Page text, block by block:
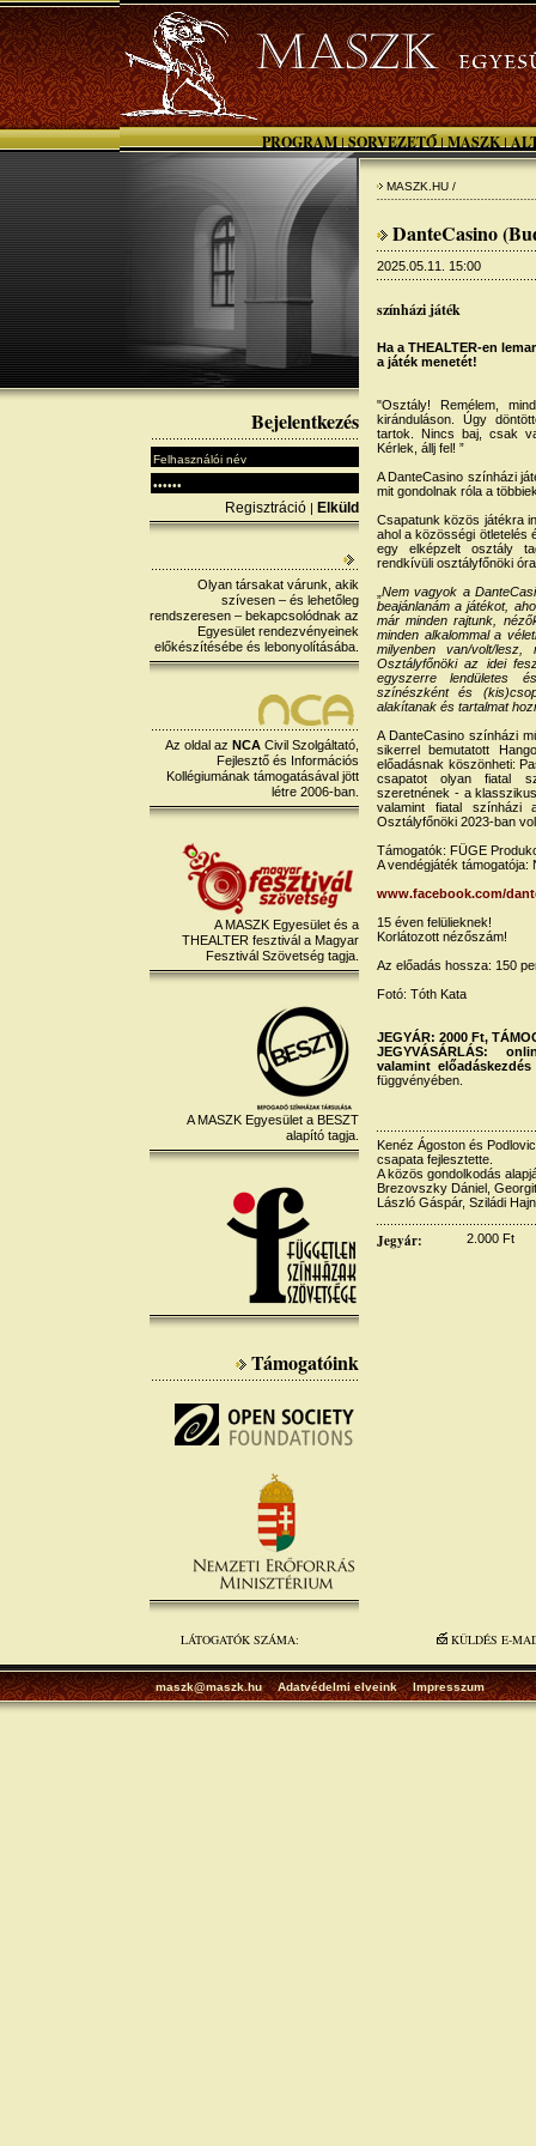
PROGRAM | SORVEZETŐ | MASZK |
Bejelentkezés
Regisztráció | Elküld
Olyan társakat várunk, akik
szívesen – és lehetőleg
rendszeresen – bekapcsolódnak az
Egyesület rendezvényeinek
előkészítésébe és lebonyolításába.
Az oldal az NCA Civil Szolgáltató,
Fejlesztő és Információs
Kollégiumának támogatásával jött
létre 2006-ban.
A MASZK Egyesület és a
THEALTER fesztivál a Magyar
Fesztivál Szövetség tagja.
A MASZK Egyesület a BESZT
alapító tagja.
Támogatóink
MASZK.HU /
DanteCasino
2025.05.11. 15:00
színházi játék
Ha a THEALTER-en
a játék menetét!
"Osztály! Remélem,
kiránduláson. Úgy
tartok. Nincs baj, csak
Kérlek, állj fel! ”
A DanteCasino színházi
mit gondolnak róla a
Csapatunk közös játékra
ahol a közösségi ötletelés
egy elképzelt osztály
rendkívüli osztályfőnöki
Nem vagyok a
beajánlanám a játékot,
már minden rajtunk,
minden alkalommal a
milyenben van/volt/
Osztályfőnöki az idei
egyszerre lendületes
színészként és
alakítanak és tartalmat
A DanteCasino színházi
sikerrel bemutatott
előadásnak köszönheti:
csapatot olyan fiatal
szeretnének - a
valamint fiatal színházi
Osztályfőnöki 2023-ban
Támogatók: FÜGE
A vendégjáték támogatója:
www.facebook.com/
15 éven felülieknek!
Korlátozott nézőszám!
Az előadás hossza: 150
Fotó: Tóth Kata
JEGYÁR: 2000 Ft,
JEGYVÁSÁRLÁS:
valamint
függvényében.
Kenéz Ágoston és
csapata fejlesztette.
A közös gondolkodás
Brezovszky Dániel,
László Gáspár, Sziládi
Jegyár: 2.000 Ft
LÁTOGATÓK SZÁMA: KÜLDÉS E-
maszk@maszk.hu Adatvédelmi elveink Impresszum